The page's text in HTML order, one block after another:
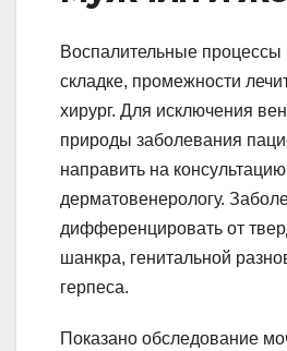
Воспалительные процессы
складке, промежности
хирург. Для исключения
природы заболевания
направить на консультацию
дерматовенерологу.
дифференцировать от
шанкра, генитальной
герпеса.
Показано обследование